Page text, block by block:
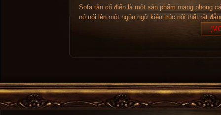
Sofa tân cổ điển là một sản phẩm mang phong
nó nói lên một ngôn ngữ kiến trúc nội thất rất